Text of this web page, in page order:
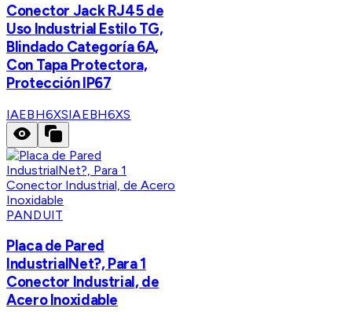
Conector Jack RJ45 de
Uso Industrial Estilo TG,
Blindado Categoría 6A,
Con Tapa Protectora,
Protección IP67
IAEBH6XSIAEBH6XS
PANDUIT
Placa de Pared
IndustrialNet?, Para 1
Conector Industrial, de
Acero Inoxidable